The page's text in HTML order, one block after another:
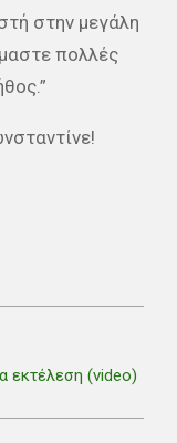
στην μεγάλη
πολλές
εκτέλεση (video)